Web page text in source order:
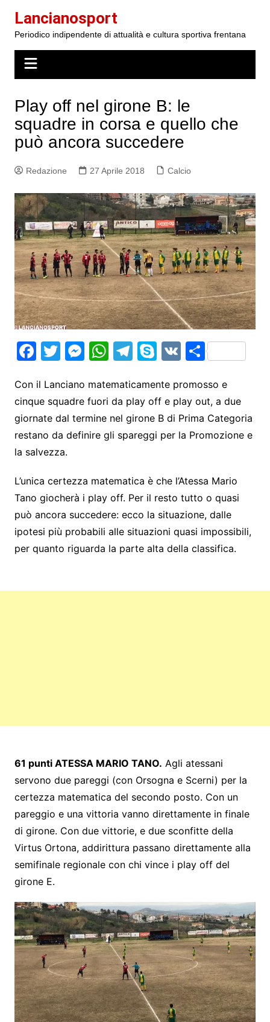
contenuto
Lancianosport
Periodico indipendente di attualità e cultura sportiva frentana
Play off nel girone B: le
squadre in corsa e quello che
può ancora succedere
Redazione 27 Aprile 2018 Calcio
F
c
e
b
o
k
T
itt
er
M
s
s
e
er
W
at
s
A
p
T
e
gr
a
m
S
y
p
e
V S
ar
e
Con il Lanciano matematicamente promosso e
cinque squadre fuori da play off e play out, a due
giornate dal termine nel girone B di Prima Categoria
restano da definire gli spareggi per la Promozione e
la salvezza.
L’unica certezza matematica è che l’Atessa Mario
Tano giocherà i play off. Per il resto tutto o quasi
può ancora succedere: ecco la situazione, dalle
ipotesi più probabili alle situazioni quasi impossibili,
per quanto riguarda la parte alta della classifica.
61 punti ATESSA MARIO TANO. Agli atessani
servono due pareggi (con Orsogna e Scerni) per la
certezza matematica del secondo posto. Con un
pareggio e una vittoria vanno direttamente in finale
di girone. Con due vittorie, e due sconfitte della
Virtus Ortona, addirittura passano direttamente alla
semifinale regionale con chi vince i play off del
girone E.